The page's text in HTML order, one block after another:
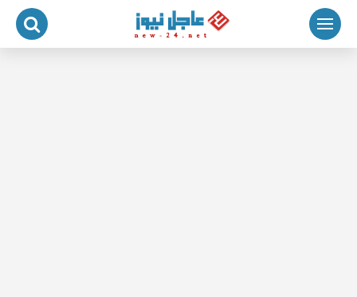
التجاوز
المحتوى